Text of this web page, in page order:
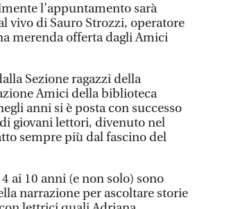
l’appuntamento sarà
vivo di Sauro Strozzi, operatore
merenda offerta dagli Amici
Sezione ragazzi della
Amici della biblioteca
anni si è posta con successo
giovani lettori, divenuto nel
sempre più dal fascino del
ai 10 anni (e non solo) sono
narrazione per ascoltare storie